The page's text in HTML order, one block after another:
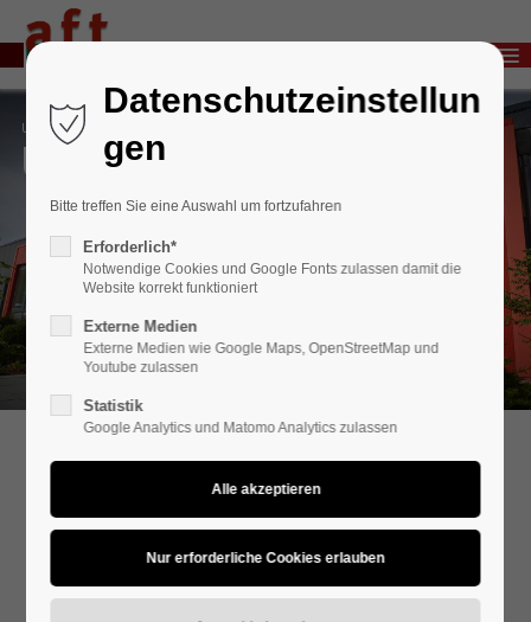
Benutzername
Passwort
Anmelden
Register
Support
Lorem ipsum dolor sit amet:
24h/ 365days
Unternehmen
Unternehmenschronik
Datenschutzeinstellun
gen
Bitte treffen Sie eine Auswahl um fortzufahren
Erforderlich*
Notwendige Cookies und Google Fonts zulassen damit die
Website korrekt funktioniert
Externe Medien
Externe Medien wie Google Maps, OpenStreetMap und
Youtube zulassen
Statistik
Google Analytics und Matomo Analytics zulassen